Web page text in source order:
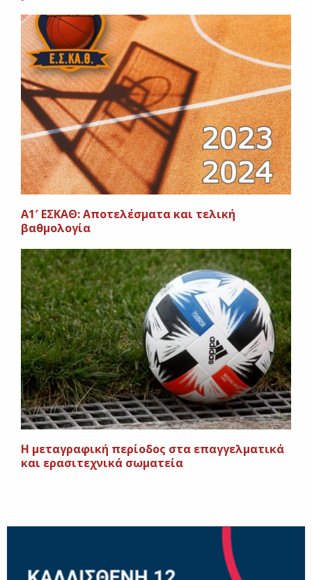
A1′ ΕΣΚΑΘ: Αποτελέσματα και τελική
βαθμολογία
Η μεταγραφική περίοδος στα επαγγελματικά
και ερασιτεχνικά σωματεία